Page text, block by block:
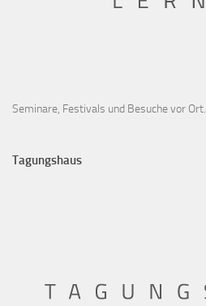
Seminare, Festivals und Besuche vor Ort.
Tagungshaus